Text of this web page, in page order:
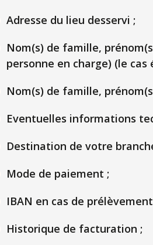
Adresse du lieu desservi ;
Nom(s) de famille,
personne en charge) (le cas
Nom(s) de famille,
Eventuelles informations
Destination de votre
Mode de paiement ;
IBAN en cas de
Historique de facturation ;